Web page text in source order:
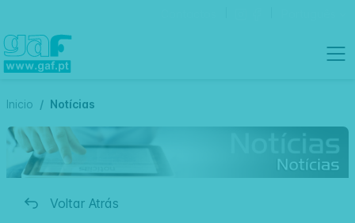
Inicio Notícias
Voltar Atrás